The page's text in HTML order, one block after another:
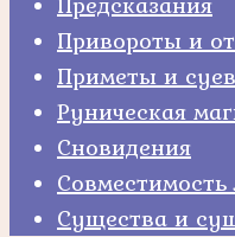
Привороты и
Приметы и
Руническая
Сновидения
Существа и